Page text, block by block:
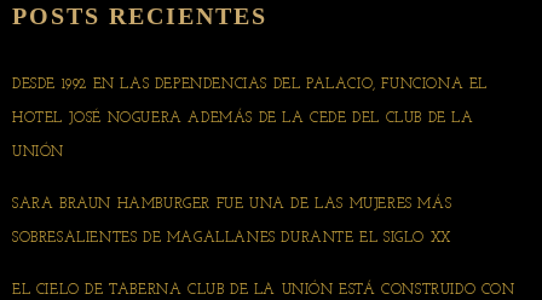
POSTS RECIENTES
DESDE 1992 EN LAS DEPENDENCIAS DEL PALACIO, FUNCIONA EL
HOTEL JOSÉ NOGUERA ADEMÁS DE LA CEDE DEL CLUB DE LA
UNIÓN
SARA BRAUN HAMBURGER FUE UNA DE LAS MUJERES MÁS
SOBRESALIENTES DE MAGALLANES DURANTE EL SIGLO XX
EL CIELO DE TABERNA CLUB DE LA UNIÓN ESTÁ CONSTRUIDO CON